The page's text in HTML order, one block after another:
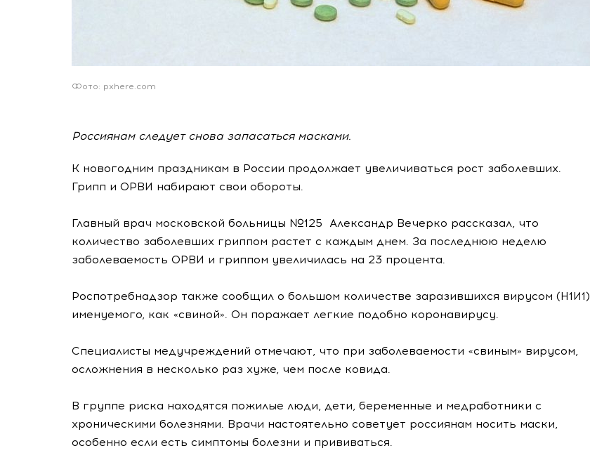
Фото: pxhere.com
Россиянам следует снова запасаться масками.
К новогодним праздникам в России продолжает увеличиваться рост заболевших.
Грипп и ОРВИ набирают свои обороты.
Главный врач московской больницы №125 Александр Вечерко рассказал, что
количество заболевших гриппом растет с каждым днем. За последнюю неделю
заболеваемость ОРВИ и гриппом увеличилась на 23 процента.
Роспотребнадзор также сообщил о большом количестве заразившихся вирусом (Н1И1)
именуемого, как «свиной». Он поражает легкие подобно коронавирусу.
Специалисты медучреждений отмечают, что при заболеваемости «свиным» вирусом,
осложнения в несколько раз хуже, чем после ковида.
В группе риска находятся пожилые люди, дети, беременные и медработники с
хроническими болезнями. Врачи настоятельно советует россиянам носить маски,
особенно если есть симптомы болезни и прививаться.